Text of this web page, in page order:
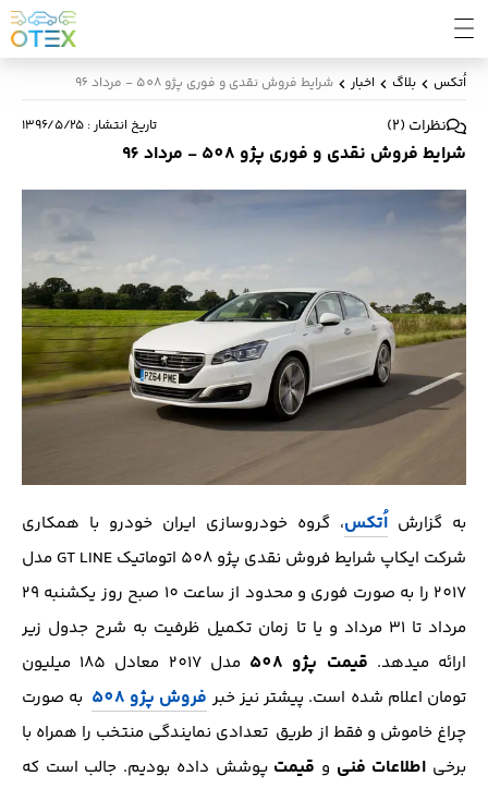
اُتکس بلاگ اخبار شرایط فروش نقدی و فوری پژو 508 - مرداد 96
نظرات (
2
) تاریخ انتشار: ۱۳۹۶/۵/۲۵
شرایط فروش نقدی و فوری پژو 508 - مرداد 96
به گزارش اُتکس، گروه خودروسازی ایران خودرو با همکاری
شرکت ایکاپ شرایط فروش نقدی پژو 508 اتوماتیک GT LINE مدل
2017 را به صورت فوری و محدود از ساعت 10 صبح روز یکشنبه 29
مرداد تا 31 مرداد و یا تا زمان تکمیل ظرفیت به شرح جدول زیر
ارائه میدهد. قیمت پژو 508
مدل 2017 معادل 185 میلیون
تومان اعلام شده است. پیش‎تر نیز خبر
فروش پژو 508
به صورت
چراغ خاموش و فقط از طریق تعدادی نمایندگی منتخب را همراه با
برخی اطلاعات فنی و قیمت پوشش داده بودیم. جالب است که